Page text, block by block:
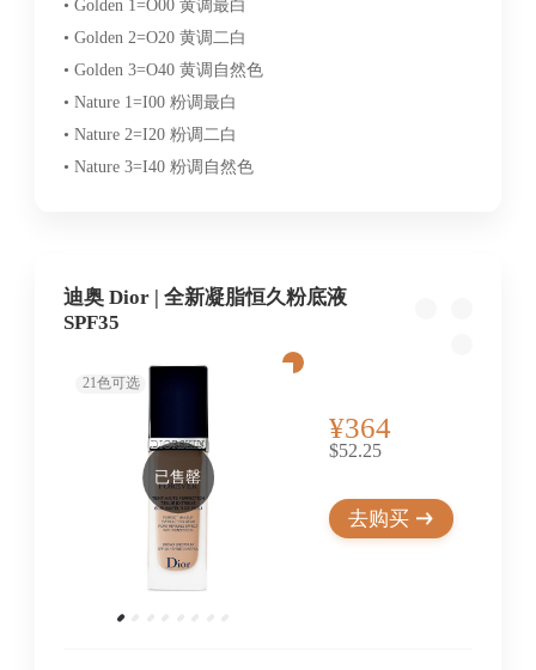
• Golden 1=O00 黄调最白
• Golden 2=O20 黄调二白
• Golden 3=O40 黄调自然色
• Nature 1=I00 粉调最白
• Nature 2=I20 粉调二白
• Nature 3=I40 粉调自然色
迪奥 Dior | 全新凝脂恒久粉底液
SPF35
21色可选
已售罄
¥364
$52.25
去购买